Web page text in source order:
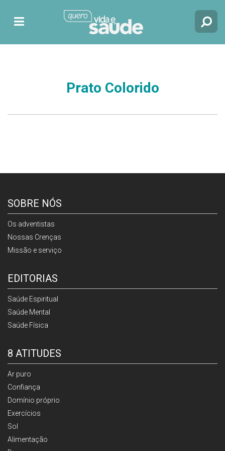
Prato Colorido
SOBRE NÓS
Os adventistas
Nossas Crenças
Missão e serviço
EDITORIAS
Saúde Espiritual
Saúde Mental
Saúde Física
8 ATITUDES
Ar puro
Confiança
Domínio próprio
Exercícios
Sol
Alimentação